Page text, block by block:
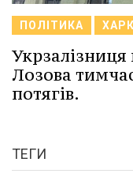
ПОЛІТИКА
Укрзалізниця
Лозова
потягів.
ТЕГИ